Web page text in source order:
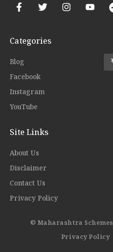
Categories
Blog
Facebook
Instagram
YouTube
Site Links
About Us
Disclaimer
Contact Us
Privacy Policy
© Maharashtra
Privacy Policy|